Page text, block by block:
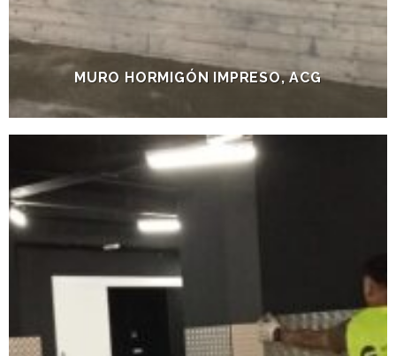
MURO HORMIGÓN IMPRESO, ACG